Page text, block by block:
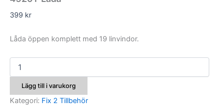
399 kr
Låda öppen komplett med 19 linvindor.
4520T
Låda
Lägg till i varukorg
Kategori: Fix 2 Tillbehör